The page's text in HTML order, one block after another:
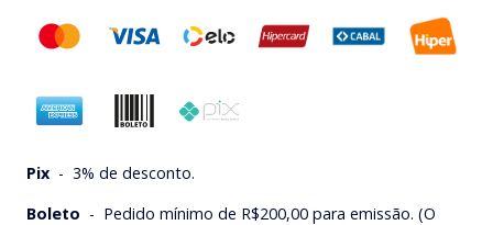
Pix - 3% de desconto.
Boleto - Pedido mínimo de R$200,00 para emissão. (O